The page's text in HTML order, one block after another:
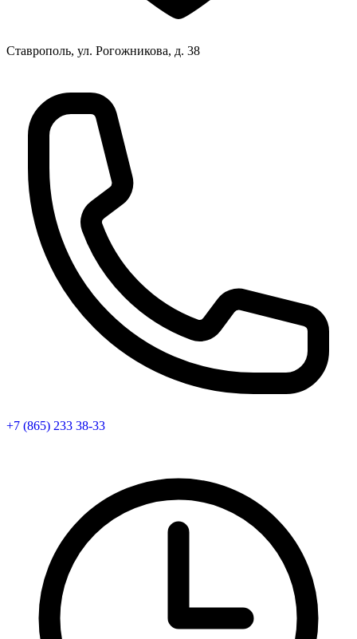
Ставрополь, ул. Рогожникова, д. 38
+7 (865) 233 38-33